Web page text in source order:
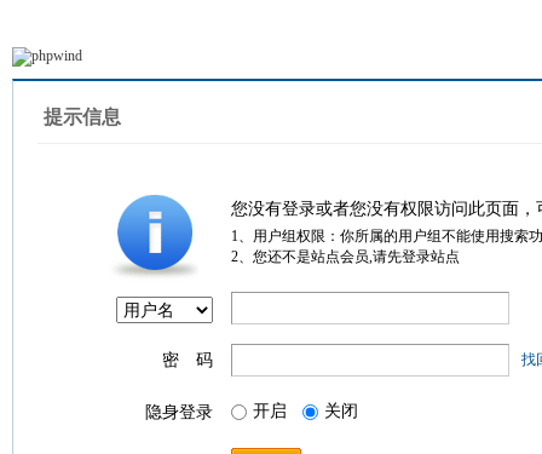
提示信息
您没有登录或者您没有权限访问此页面
1、用户组权限：你所属的用户组不能使用搜索
2、您还不是站点会员,请先登录站点
密 码 找
隐身登录 开启 关闭